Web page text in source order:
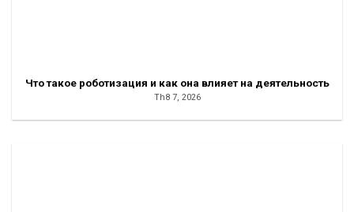
Что такое роботизация и как она влияет на деятельность
Th8 7, 2026